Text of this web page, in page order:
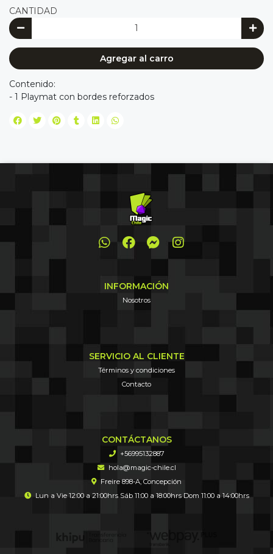
CANTIDAD
Agregar al carro
Contenido:
- 1 Playmat con bordes reforzados
INFORMACIÓN
Nosotros
SERVICIO AL CLIENTE
Términos y condiciones
Contacto
CONTÁCTANOS
+56995132887
hola@magic-chile.cl
Freire 898-A, Concepción
Lun a Vie 12:00 a 21:00hrs Sáb 11:00 a 18:00hrs Dom 11:00 a 14:00hrs